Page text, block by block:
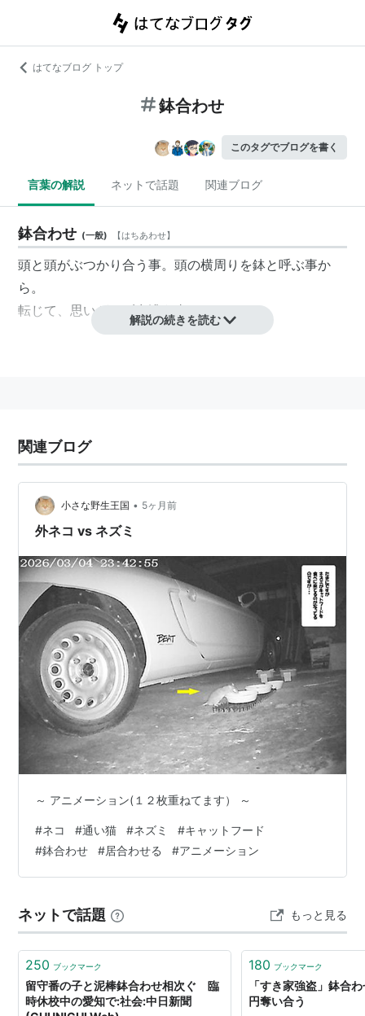
はてなブログ トップ
鉢合わせ
このタグでブログを書く
言葉の解説 ネットで話題 関連ブログ
鉢合わせ (一般) 【はちあわせ】
頭と頭がぶつかり合う事。頭の横周りを鉢と呼ぶ事か
ら。
転じて、思いがけず出遭う事。
解説の続きを読む
関連ブログ
小さな野生王国 • 5ヶ月前
外ネコ vs ネズミ
～ アニメーション(１２枚重ねてます） ～
#ネコ #通い猫 #ネズミ #キャットフード
#鉢合わせ #居合わせる #アニメーション
ネットで話題 もっと見る
250 ブックマーク
留守番の子と泥棒鉢合わせ相次ぐ 臨
時休校中の愛知で:社会:中日新聞
180 ブックマーク
「すき家強盗」鉢合
円奪い合う